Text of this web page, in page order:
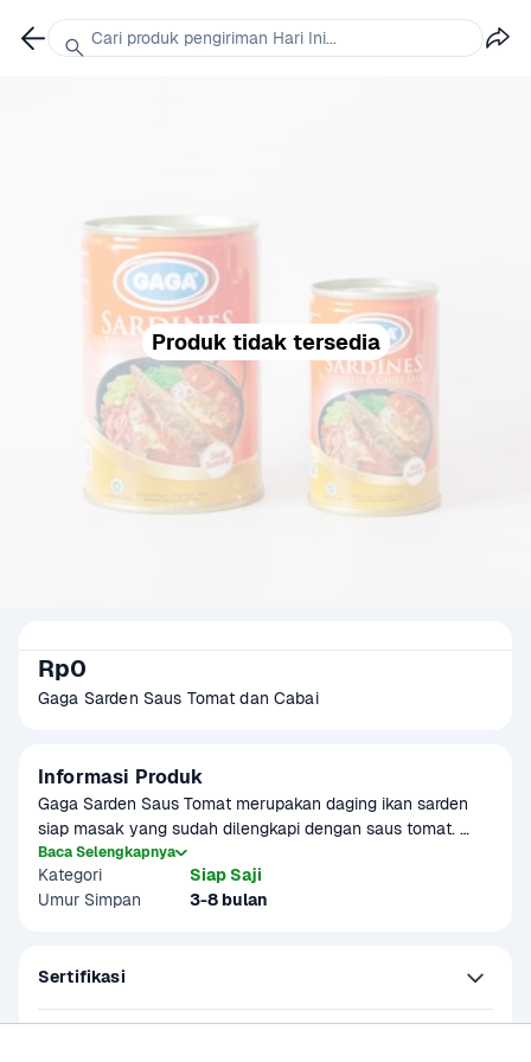
Produk tidak tersedia
Rp0
Gaga Sarden Saus Tomat dan Cabai
Informasi Produk
Gaga Sarden Saus Tomat merupakan daging ikan sarden
siap masak yang sudah dilengkapi dengan saus tomat.
Praktis dan lezat!
Baca Selengkapnya
Kategori
Siap Saji
Umur Simpan
3-8 bulan
Sertifikasi
Cari produk pengiriman Hari Ini...